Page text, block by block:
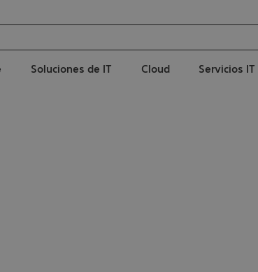
Soluciones de IT Cloud Servicios IT